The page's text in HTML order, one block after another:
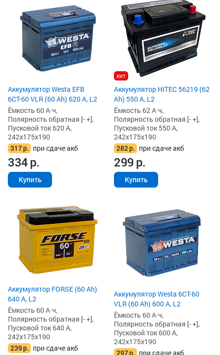
Аккумулятор Westa EFB
6СТ-60 VLR (60 Ah) 620 А, L2
Ёмкость 60 А·ч,
Полярность обратная [- +],
Пусковой ток 620 А,
242x175x190
317р. при сдаче акб
334р.
Купить
хит
Аккумулятор HITEC 56219 (62
Ah) 550 А, L2
Ёмкость 62 А·ч,
Полярность обратная [- +],
Пусковой ток 550 А,
242x175x190
282р. при сдаче акб
299р.
Купить
Аккумулятор FORSE (60 Ah)
640 А, L2
Ёмкость 60 А·ч,
Полярность обратная [- +],
Пусковой ток 640 А,
242x175x190
239р. при сдаче акб
Аккумулятор Westa 6СТ-60
VLR (60 Ah) 600 А, L2
Ёмкость 60 А·ч,
Полярность обратная [- +],
Пусковой ток 600 А,
242x175x190
297р. при сдаче акб